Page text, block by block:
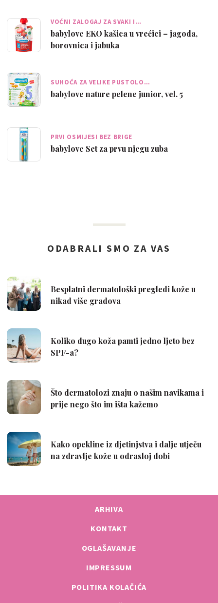
VOĆNI ZALOGAJ ZA SVAKI I…
babylove EKO kašica u vrećici – jagoda,
borovnica i jabuka
SUHOĆA ZA VELIKE PUSTOLO…
babylove nature pelene junior, vel. 5
PRVI OSMIJESI BEZ BRIGE
babylove Set za prvu njegu zuba
ARHIVA
KONTAKT
OGLAŠAVANJE
IMPRESSUM
POLITIKA KOLAČIĆA